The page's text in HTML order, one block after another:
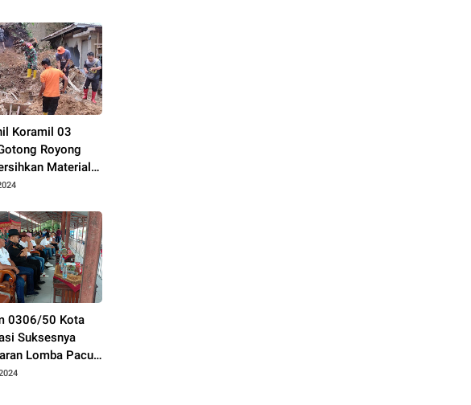
Koramil 03
Royong
Material
Yang Menimpa
0306/50 Kota
Suksesnya
Lomba Pacu
Cup 2024